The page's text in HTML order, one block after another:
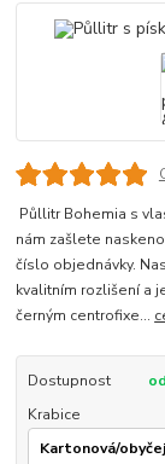
Půllitr Bohemia s
nám zašlete
číslo objednávky.
kvalitním rozlišení a
černým centrofixe...
Dostupnost
Krabice